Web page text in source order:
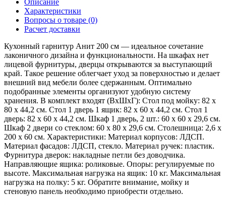
Описание
Характеристики
Вопросы о товаре (0)
Расчет доставки
Кухонный гарнитур Анит 200 см — идеальное сочетание
лаконичного дизайна и функциональности. На шкафах нет
лицевой фурнитуры, дверцы открываются за выступающий
край. Такое решение облегчает уход за поверхностью и делает
внешний вид мебели более сдержанным. Оптимально
подобранные элементы организуют удобную систему
хранения. В комплект входят (ВхШхГ): Стол под мойку: 82 х
80 х 44,2 см. Стол 1 дверь 1 ящик: 82 х 60 х 44,2 см. Стол 1
дверь: 82 х 60 х 44,2 см. Шкаф 1 дверь, 2 шт.: 60 х 60 х 29,6 см.
Шкаф 2 двери со стеклом: 60 х 80 х 29,6 см. Столешница: 2,6 х
200 х 60 см. Характеристики: Материал корпусов: ЛДСП.
Материал фасадов: ЛДСП, стекло. Материал ручек: пластик.
Фурнитура дверок: накладные петли без доводчика.
Направляющие ящика: роликовые. Опоры: регулируемые по
высоте. Максимальная нагрузка на ящик: 10 кг. Максимальная
нагрузка на полку: 5 кг. Обратите внимание, мойку и
стеновую панель необходимо приобрести отдельно.